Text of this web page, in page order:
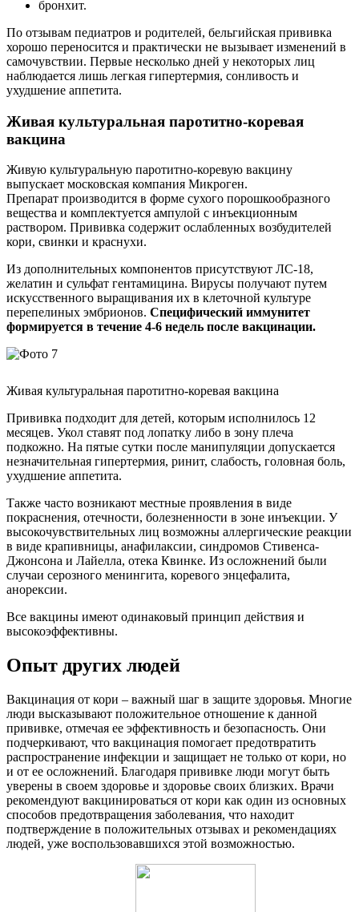
бронхит.
По отзывам педиатров и родителей, бельгийская прививка
хорошо переносится и практически не вызывает изменений в
самочувствии. Первые несколько дней у некоторых лиц
наблюдается лишь легкая гипертермия, сонливость и
ухудшение аппетита.
Живая культуральная паротитно-коревая
вакцина
Живую культуральную паротитно-коревую вакцину
выпускает московская компания Микроген.
Препарат производится в форме сухого порошкообразного
вещества и комплектуется ампулой с инъекционным
раствором. Прививка содержит ослабленных возбудителей
кори, свинки и краснухи.
Из дополнительных компонентов присутствуют ЛС-18,
желатин и сульфат гентамицина. Вирусы получают путем
искусственного выращивания их в клеточной культуре
перепелиных эмбрионов. Специфический иммунитет
формируется в течение 4-6 недель после вакцинации.
Живая культуральная паротитно-коревая вакцина
Прививка подходит для детей, которым исполнилось 12
месяцев. Укол ставят под лопатку либо в зону плеча
подкожно. На пятые сутки после манипуляции допускается
незначительная гипертермия, ринит, слабость, головная боль,
ухудшение аппетита.
Также часто возникают местные проявления в виде
покраснения, отечности, болезненности в зоне инъекции. У
высокочувствительных лиц возможны аллергические реакции
в виде крапивницы, анафилаксии, синдромов Стивенса-
Джонсона и Лайелла, отека Квинке. Из осложнений были
случаи серозного менингита, коревого энцефалита,
анорексии.
Все вакцины имеют одинаковый принцип действия и
высокоэффективны.
Опыт других людей
Вакцинация от кори – важный шаг в защите здоровья. Многие
люди высказывают положительное отношение к данной
прививке, отмечая ее эффективность и безопасность. Они
подчеркивают, что вакцинация помогает предотвратить
распространение инфекции и защищает не только от кори, но
и от ее осложнений. Благодаря прививке люди могут быть
уверены в своем здоровье и здоровье своих близких. Врачи
рекомендуют вакцинироваться от кори как один из основных
способов предотвращения заболевания, что находит
подтверждение в положительных отзывах и рекомендациях
людей, уже воспользовавшихся этой возможностью.